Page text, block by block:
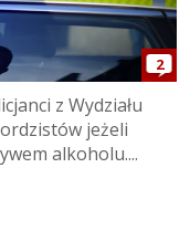
2
z Wydziału
jeżeli
alkoholu....